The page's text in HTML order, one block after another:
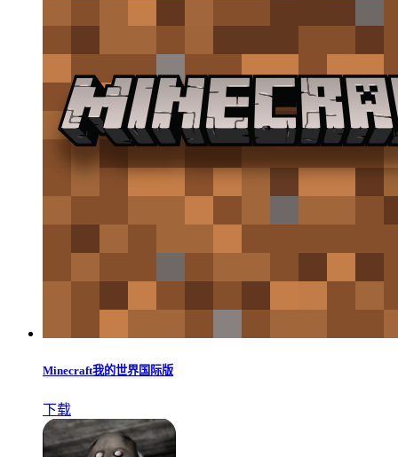
Minecraft我的世界国际版
下载